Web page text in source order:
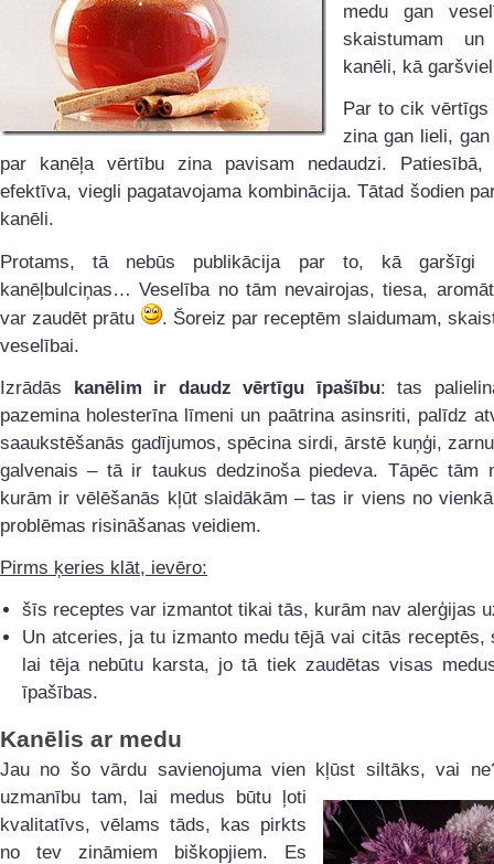
medu gan
skaistumam un
kanēli, kā
Par to cik vērtīgs
zina gan lieli,
par kanēļa vērtību zina pavisam nedaudzi.
efektīva, viegli pagatavojama kombinācija. Tātad šodien
kanēli.
Protams, tā nebūs publikācija par to, kā garšīgi
kanēļbulciņas… Veselība no tām nevairojas, tiesa,
var zaudēt prātu
. Šoreiz par receptēm slaidumam,
veselībai.
Izrādās kanēlim ir daudz vērtīgu īpašību: tas
pazemina holesterīna līmeni un paātrina asinsriti, palīdz
saaukstēšanās gadījumos, spēcina sirdi, ārstē kuņģi,
galvenais – tā ir taukus dedzinoša piedeva. Tāpēc tām
kurām ir vēlēšanās kļūt slaidākām – tas ir viens no
problēmas risināšanas veidiem.
Pirms ķeries klāt, ievēro:
šīs receptes var izmantot tikai tās, kurām nav alerģijas
Un atceries, ja tu izmanto medu tējā vai citās receptēs,
lai tēja nebūtu karsta, jo tā tiek zaudētas visas
īpašības.
Kanēlis ar medu
Jau no šo vārdu savienojuma vien kļūst siltāks, vai
uzmanību tam, lai medus būtu ļoti
kvalitatīvs, vēlams tāds, kas pirkts
no tev zināmiem biškopjiem. Es